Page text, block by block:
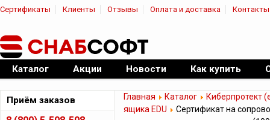
Сертификаты Клиенты Отзывы Оплата и доставка Контакты
Официальный дилер ПО
Каталог Акции Новости Как купить
Главная Каталог
Киберпротект
ящика EDU
Сертификат на
Приём заказов